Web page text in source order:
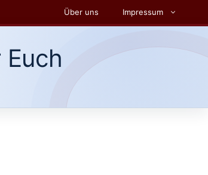
Über uns Impressum